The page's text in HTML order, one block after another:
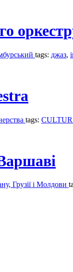
tags: джаз,
tags:
Грузії і Молдови